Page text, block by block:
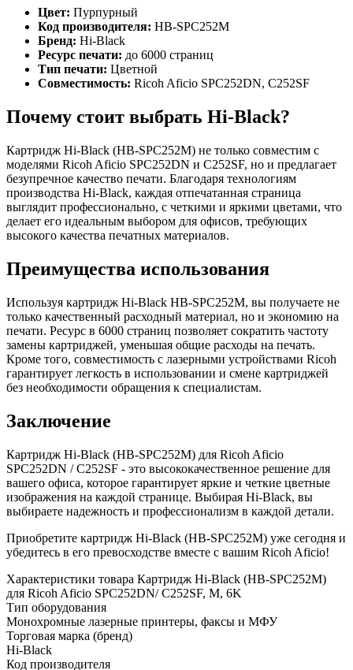
Цвет: Пурпурный
Код производителя: HB-SPC252M
Бренд: Hi-Black
Ресурс печати: до 6000 страниц
Тип печати: Цветной
Совместимость: Ricoh Aficio SPC252DN, C252SF
Почему стоит выбрать Hi-Black?
Картридж Hi-Black (HB-SPC252M) не только совместим с
моделями Ricoh Aficio SPC252DN и C252SF, но и предлагает
безупречное качество печати. Благодаря технологиям
производства Hi-Black, каждая отпечатанная страница
выглядит профессионально, с четкими и яркими цветами, что
делает его идеальным выбором для офисов, требующих
высокого качества печатных материалов.
Преимущества использования
Используя картридж Hi-Black HB-SPC252M, вы получаете не
только качественный расходный материал, но и экономию на
печати. Ресурс в 6000 страниц позволяет сократить частоту
замены картриджей, уменьшая общие расходы на печать.
Кроме того, совместимость с лазерными устройствами Ricoh
гарантирует легкость в использовании и смене картриджей
без необходимости обращения к специалистам.
Заключение
Картридж Hi-Black (HB-SPC252M) для Ricoh Aficio
SPC252DN / C252SF - это высококачественное решение для
вашего офиса, которое гарантирует яркие и четкие цветные
изображения на каждой странице. Выбирая Hi-Black, вы
выбираете надежность и профессионализм в каждой детали.
Приобретите картридж Hi-Black (HB-SPC252M) уже сегодня и
убедитесь в его превосходстве вместе с вашим Ricoh Aficio!
Характеристики товара Картридж Hi-Black (HB-SPC252M)
для Ricoh Aficio SPC252DN/ C252SF, M, 6K
Тип оборудования
Монохромные лазерные принтеры, факсы и МФУ
Торговая марка (бренд)
Hi-Black
Код производителя